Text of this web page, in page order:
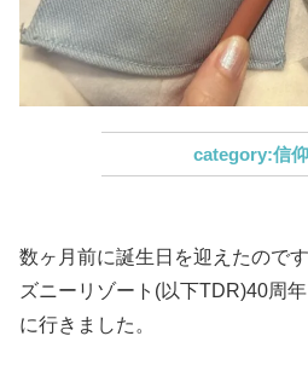
信
数ヶ月前に誕生日を迎えたので
ズニーリゾート(以下TDR)40周
に行きました。